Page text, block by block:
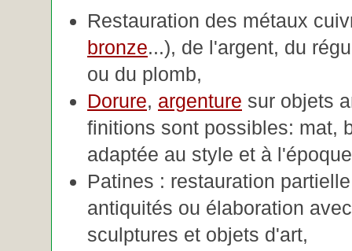
Restauration des métaux
bronze...), de l'argent, du
ou du plomb,
Dorure, argenture sur objets
finitions sont possibles: mat,
adaptée au style et à
Patines : restauration
antiquités ou élaboration
sculptures et objets d'art,